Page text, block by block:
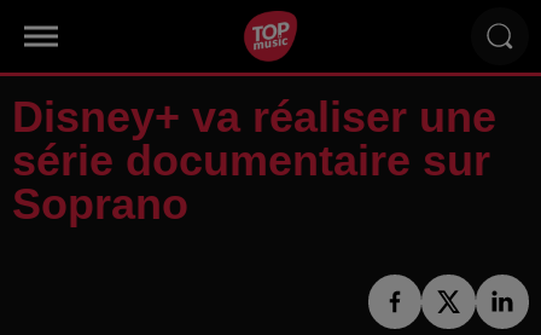
Disney+ va réaliser une
série documentaire sur
Soprano